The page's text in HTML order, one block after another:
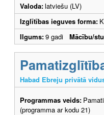
Valoda:latviešu (LV)
Izglītības ieguves forma:
Ilgums:9 gadi Mācību/
Habad Ebreju privātā
Programmas veids:
(programma ar kodu 21)